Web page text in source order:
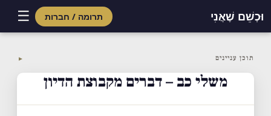
וּכְשֵׁם שֶׁאֲנִי תרומה / חברות ☰
content
תוכן עניינים ▼
משלי כב – דברים מקבוצת הדיון